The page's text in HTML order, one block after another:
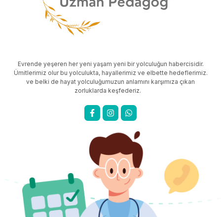
Evrende yeşeren her yeni yaşam yeni bir yolculuğun habercisidir.
Ümitlerimiz olur bu yolculukta, hayallerimiz ve elbette hedeflerimiz.
ve belki de hayat yolculuğumuzun anlamını karşımıza çıkan
zorluklarda keşfederiz.